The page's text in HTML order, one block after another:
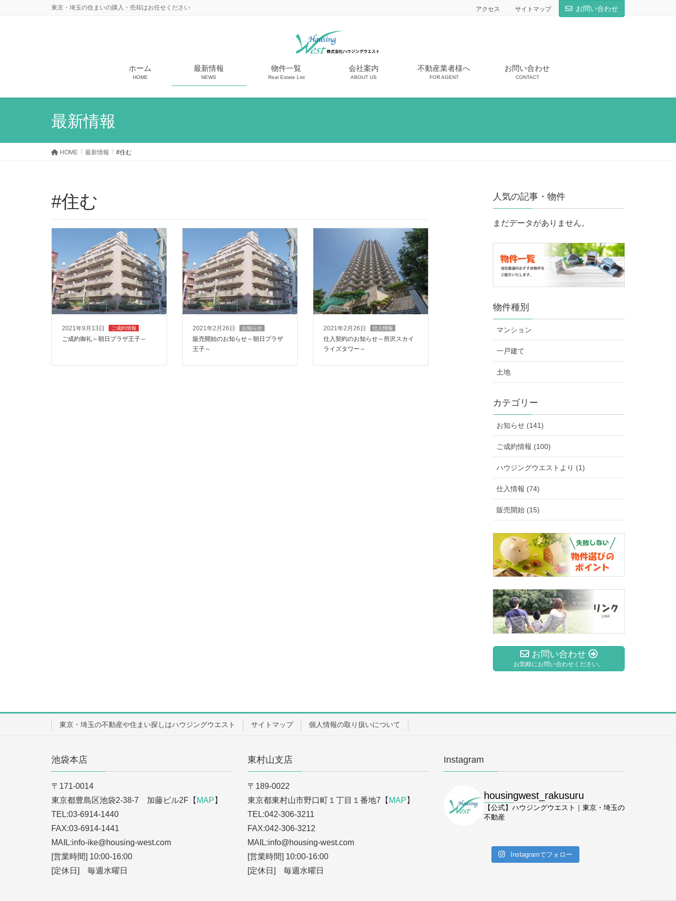
東京・埼玉の住まいの購入・売却はお任せください アクセス サイトマップ お問い合わせ
ホーム
HOME
最新情報
NEWS
物件一覧
Real Estate List
会社案内
ABOUT US
不動産業者様へ
FOR AGENT
お問い合わせ
CONTACT
最新情報
HOME 最新情報 #住む
#住む
2021年9月13日 ご成約情報
ご成約御礼～朝日プラザ王子～
2021年2月26日 お知らせ
販売開始のお知らせ～朝日プラザ
王子～
2021年2月26日 仕入情報
仕入契約のお知らせ～所沢スカイ
ライズタワー～
人気の記事・物件
まだデータがありません。
物件種別
マンション
一戸建て
土地
カテゴリー
お知らせ (141)
ご成約情報 (100)
ハウジングウエストより (1)
仕入情報 (74)
販売開始 (15)
お問い合わせ
お気軽にお問い合わせください。
東京・埼玉の不動産や住まい探しはハウジングウエスト サイトマップ 個人情報の取り扱いについて
池袋本店
〒171-0014
東京都豊島区池袋2-38-7 加藤ビル2F【 MAP 】
TEL:03-6914-1440
FAX:03-6914-1441
MAIL:info-ike@housing-west.com
[営業時間] 10:00-16:00
[定休日] 毎週水曜日
東村山支店
〒189-0022
東京都東村山市野口町１丁目１番地7【 MAP 】
TEL:042-306-3211
FAX:042-306-3212
MAIL:info@housing-west.com
[営業時間] 10:00-16:00
[定休日] 毎週水曜日
Instagram
housingwest_rakusuru
【公式】ハウジングウエスト｜東京・埼玉の
不動産
Instagramでフォロー